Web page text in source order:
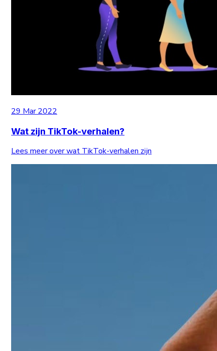
29 Mar 2022
Wat zijn TikTok-verhalen?
Lees meer over wat TikTok-verhalen zijn